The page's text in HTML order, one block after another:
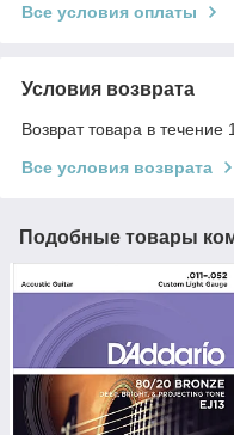
Все условия оплаты
Условия возврата
Возврат товара в течение
Все условия возврата
Подобные товары